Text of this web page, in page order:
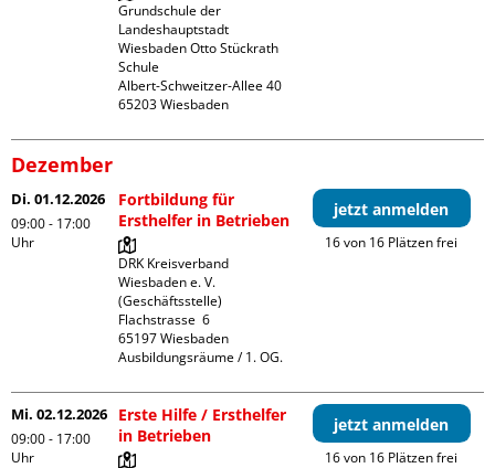
Grundschule der
Landeshauptstadt
Wiesbaden Otto Stückrath
Schule
Albert-Schweitzer-Allee 40
Dezember
Di. 01.12.2026
09:00 - 17:00
Uhr
Fortbildung für
Ersthelfer in Betrieben
DRK Kreisverband
Wiesbaden e. V.
(Geschäftsstelle)
Flachstrasse  6
65197 Wiesbaden
Ausbildungsräume / 1. OG.
jetzt anmelden
16 von 16 Plätzen frei
Mi. 02.12.2026
09:00 - 17:00
Uhr
Erste Hilfe / Ersthelfer
in Betrieben
jetzt anmelden
16 von 16 Plätzen frei